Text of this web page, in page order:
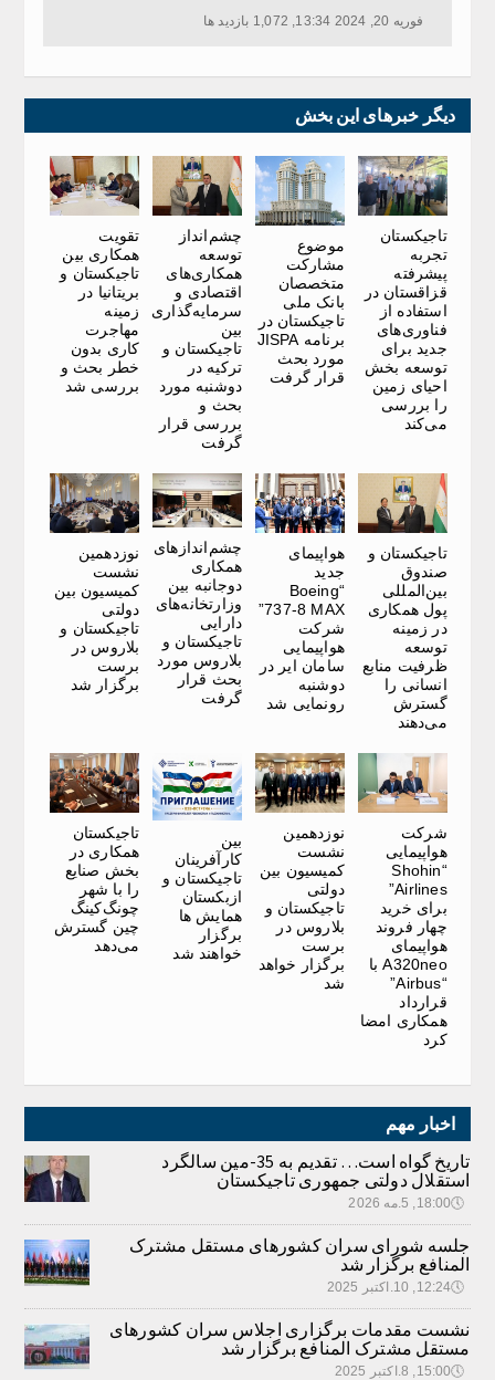
فوریه 20, 2024 13:34, 1,072 بازدید ها
دیگر خبرهای این بخش
تاجیکستان
تجربه
پیشرفته
قزاقستان در
استفاده از
فناوری‌های
جدید برای
توسعه بخش
احیای زمین
را بررسی
می‌کند
موضوع
مشارکت
متخصصان
بانک ملی
تاجیکستان در
برنامه JISPA
مورد بحث
قرار گرفت
چشم‌انداز
توسعه
همکاری‌های
اقتصادی و
سرمایه‌گذاری
بین
تاجیکستان و
ترکیه در
دوشنبه مورد
بحث و
بررسی قرار
گرفت
تقویت
همکاری بین
تاجیکستان و
بریتانیا در
زمینه
مهاجرت
کاری بدون
خطر بحث و
بررسی شد
تاجیکستان و
صندوق
بین‌المللی
پول همکاری
در زمینه
توسعه
ظرفیت منابع
انسانی را
گسترش
می‌دهند
هواپیمای
جدید
“Boeing
737-8 MAX”
شرکت
هواپیمایی
سامان ایر در
دوشنبه
رونمایی شد
چشم‌اندازهای
همکاری
دوجانبه بین
وزارتخانه‌های
دارایی
تاجیکستان و
بلاروس مورد
بحث قرار
گرفت
نوزدهمین
نشست
کمیسیون بین
دولتی
تاجیکستان و
بلاروس در
برست
برگزار شد
شرکت
هواپیمایی
“Shohin
Airlines”
برای خرید
چهار فروند
هواپیمای
A320neo با
“Airbus”
قرارداد
همکاری امضا
کرد
نوزدهمین
نشست
کمیسیون بین
دولتی
تاجیکستان و
بلاروس در
برست
برگزار خواهد
شد
بین
کارآفرینان
تاجیکستان و
ازبکستان
همایش ها
برگزار
خواهند شد
تاجیکستان
همکاری در
بخش صنایع
را با شهر
چونگ‌کینگ
چین گسترش
می‌دهد
اخبار مهم
تاریخ گواه است… تقدیم به 35-مین سالگرد
استقلال دولتی جمهوری تاجیکستان
🕔18:00, 5.مه 2026
جلسه شورای سران کشورهای مستقل مشترک
المنافع برگزار شد
🕔12:24, 10.اکتبر 2025
نشست مقدمات برگزاری اجلاس سران کشورهای
مستقل مشترک المنافع برگزار شد
🕔15:00, 8.اکتبر 2025